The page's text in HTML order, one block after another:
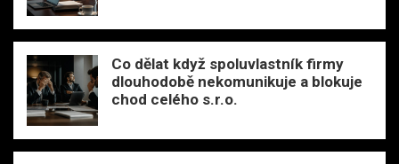
Co dělat když spoluvlastník firmy
dlouhodobě nekomunikuje a blokuje
chod celého s.r.o.